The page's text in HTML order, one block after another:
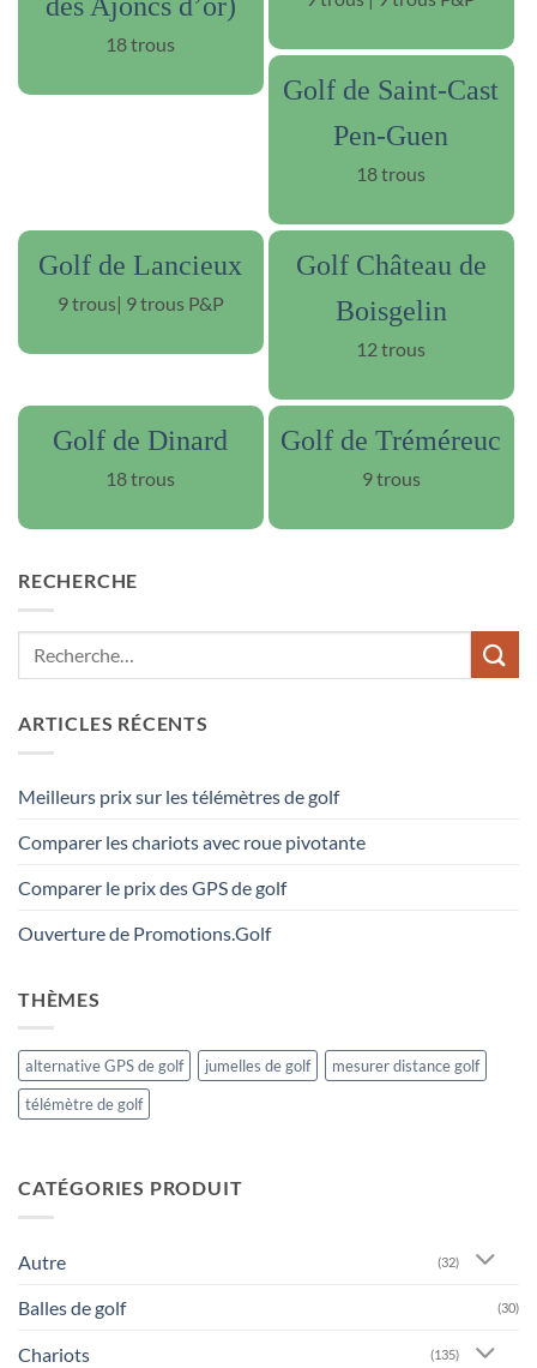
18 trous
Golf de Saint-Cast
Pen-Guen
18 trous
Golf de Lancieux
9 trous| 9 trous P&P
Golf Château de
Boisgelin
12 trous
Golf de Dinard
18 trous
Golf de Tréméreuc
9 trous
RECHERCHE
ARTICLES RÉCENTS
Meilleurs prix sur les télémètres de golf
Comparer les chariots avec roue pivotante
Comparer le prix des GPS de golf
Ouverture de Promotions.Golf
THÈMES
alternative GPS de golf jumelles de golf
mesurer distance golf
télémètre de golf
CATÉGORIES PRODUIT
Autre (32)
Balles de golf (30)
Chariots (135)